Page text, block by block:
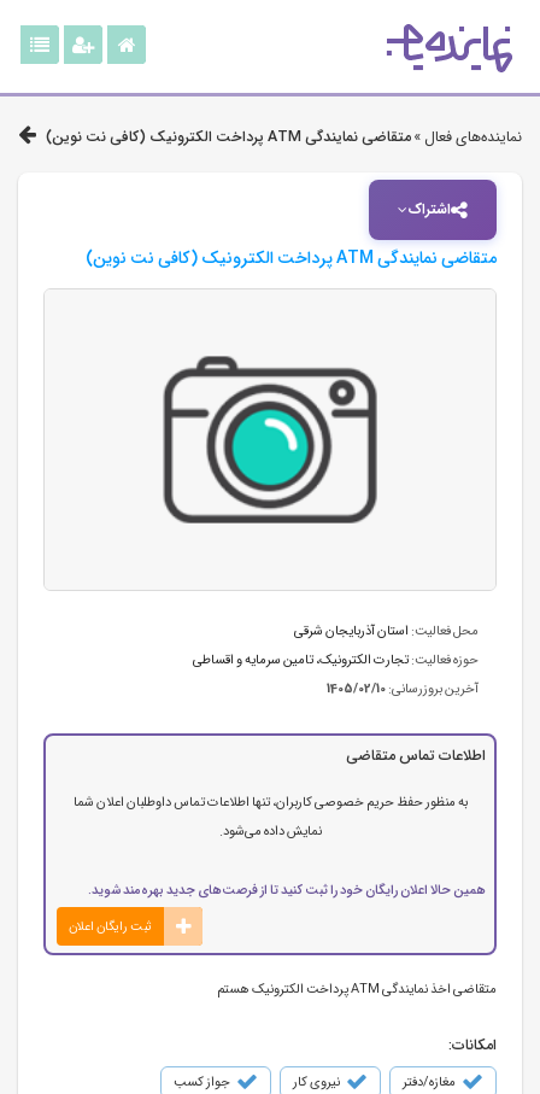
نماینده‌های فعال »متقاضی نمایندگی ATM پرداخت الکترونیک (کافی نت نوین)
اشتراک
متقاضی نمایندگی ATM پرداخت الکترونیک (کافی نت نوین)
محل فعالیت: استان آذربایجان شرقی
حوزه فعالیت:تجارت الکترونیک،تامین سرمایه و اقساطی
آخرین بروزرسانی:1405/02/10
اطلاعات تماس متقاضی
به منظور حفظ حریم خصوصی کاربران، تنها اطلاعات تماس داوطلبان اعلان شما
نمایش داده می‌شود.
همین حالا اعلان رایگان خود را ثبت کنید تا از فرصت‌های جدید بهره‌مند شوید.
ثبت رایگان اعلان
متقاضی اخذ نمایندگی ATM پرداخت الکترونیک هستم
امکانات:
مغازه/دفتر نیروی کار جواز کسب